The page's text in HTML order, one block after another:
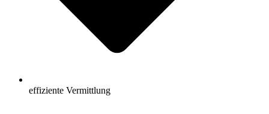
effiziente Vermittlung